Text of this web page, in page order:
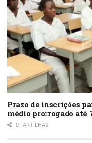
observação,
validação de
Por: JOÃO
Prazo de inscrições
médio prorrogado até
0 PARTILHAS